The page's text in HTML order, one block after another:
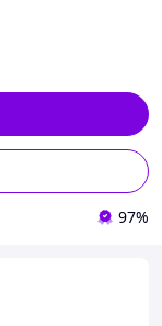
97%